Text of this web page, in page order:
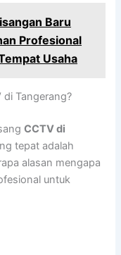
Baru
Profesional
Usaha
di Tangerang?
CCTV di
tepat adalah
alasan mengapa
untuk